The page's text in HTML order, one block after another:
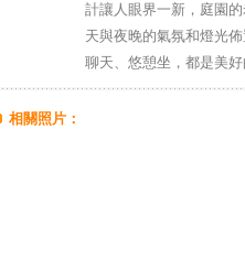
計讓人眼界一新，庭園
天與夜晚的氣氛和燈光
聊天、悠憩坐，都是美
相關照片：